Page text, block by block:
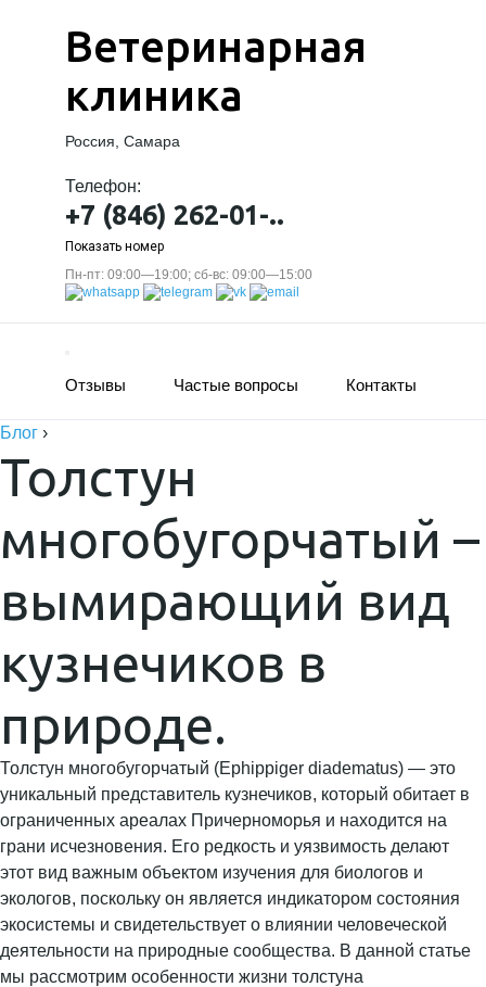
Ветеринарная
клиника
Россия, Самара
Телефон:
+7 (846) 262-01-..
Показать номер
Пн-пт: 09:00—19:00; сб-вс: 09:00—15:00
Отзывы Частые вопросы Контакты
Блог ›
Толстун
многобугорчатый –
вымирающий вид
кузнечиков в
природе.
Толстун многобугорчатый (Ephippiger diadematus) — это
уникальный представитель кузнечиков, который обитает в
ограниченных ареалах Причерноморья и находится на
грани исчезновения. Его редкость и уязвимость делают
этот вид важным объектом изучения для биологов и
экологов, поскольку он является индикатором состояния
экосистемы и свидетельствует о влиянии человеческой
деятельности на природные сообщества. В данной статье
мы рассмотрим особенности жизни толстуна